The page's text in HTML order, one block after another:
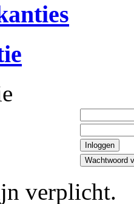
Inloggen
Wachtwoord
verplicht.